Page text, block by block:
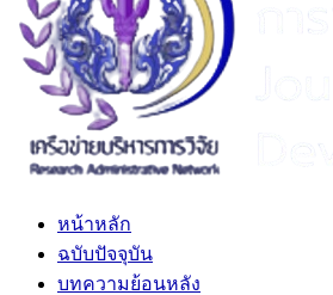
หน้าหลัก
ฉบับปัจจุบัน
บทความย้อนหลัง